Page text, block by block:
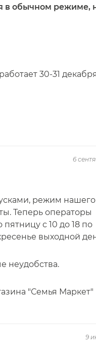
в обычном режиме,
30-31
6
режим нашего
Теперь операторы
с 10 до 18 по
выходной
неудобства.
"Семья Маркет"
9